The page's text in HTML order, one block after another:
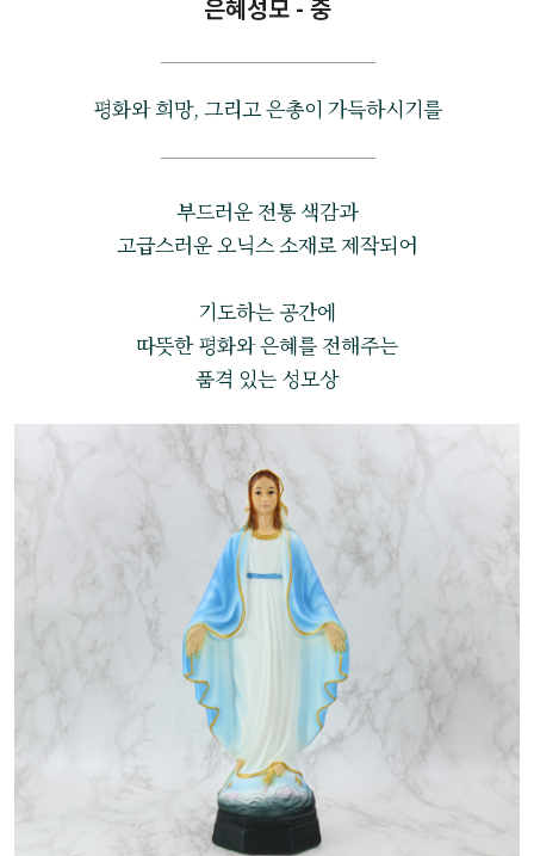
은혜성모 - 중
평화와 희망, 그리고 은총이 가득하시기를
부드러운 전통 색감과
고급스러운 오닉스 소재로 제작되어
기도하는 공간에
따뜻한 평화와 은혜를 전해주는
품격 있는 성모상